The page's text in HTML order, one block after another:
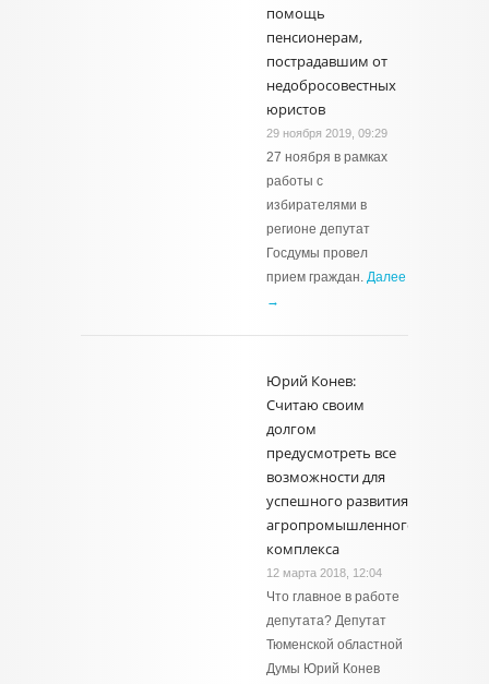
помощь
пенсионерам,
пострадавшим от
недобросовестных
юристов
29 ноября 2019, 09:29
27 ноября в рамках
работы с
избирателями в
регионе депутат
Госдумы провел
прием граждан. Далее
→
Юрий Конев:
Считаю своим
долгом
предусмотреть все
возможности для
успешного развития
агропромышленного
комплекса
12 марта 2018, 12:04
Что главное в работе
депутата? Депутат
Тюменской областной
Думы Юрий Конев